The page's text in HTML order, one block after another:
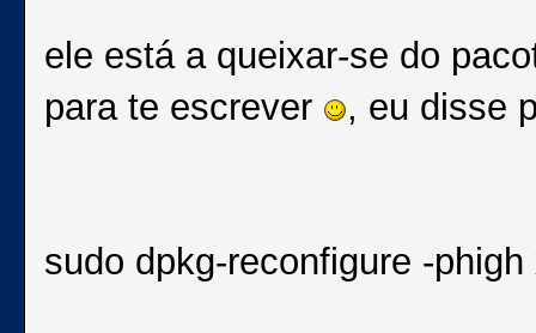
ele está a queixar-se do
para te escrever
, eu disse
sudo dpkg-reconfigure -